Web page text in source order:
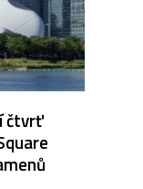
čtvrť